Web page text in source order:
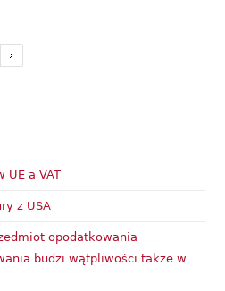
UE a VAT
z USA
opodatkowania
budzi wątpliwości także w